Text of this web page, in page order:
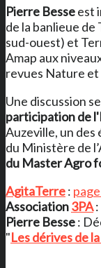
Pierre Besseest
de la banlieue
sud-ouest) et
Amap aux
revues Nature et
Une discussion
participation de
Auzeville, un
du Ministère de
du Master Agro
AgitaTerre:
Association3PA:
Pierre Besse:
"Les dérives de